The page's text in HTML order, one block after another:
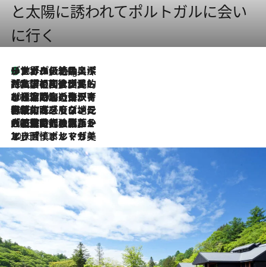
と太陽に誘われてポルトガルに会い
に行く
10 Hours Ago
リスボンの絶品スイーツ「パステル・デ・ナタ」とは？ポルトガル伝統の奥深い世界へ
2026.7.27
「私の祖国はポルトガル語です」国民的詩人フェルナンド・ペソアと、彼が愛した文学の街を歩く
2026.7.26
ポルトガル近海が育む極上の海の幸。キリリと冷えた白ワインと愉しむ、シーフード専門店の贅沢
2026.7.22
伝統の味をモダンに昇華。高感度な地元客が集う、リスボンの最旬ガストロノミー
2026.7.21
大航海時代の栄華から、震災、独裁、そして革命へ。ポルトガル・首都リスボンの石畳に刻まれた「歴史の光と影」
2026.7.13
エッセイ・ヤマザキマリ「慎ましくも美しき国 ポルトガル」